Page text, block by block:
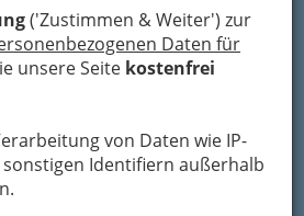
('Zustimmen & Weiter') zur
Daten für
unsere Seite kostenfrei
von Daten wie IP-
sonstigen Identifiern außerhalb
zur sozialen Eingliederung
gesetzlichen Krankenkassen
nach einer Verordnung durch
angepasst und sind im